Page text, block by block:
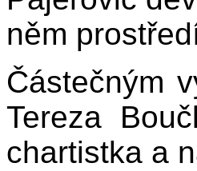
něm
Částečným
Tereza
chartistka a